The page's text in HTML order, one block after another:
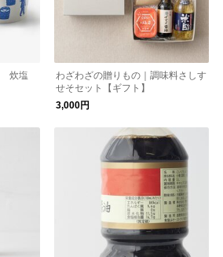
炊塩
わざわざの贈りもの｜調味料さしす
せそセット【ギフト】
3,000円